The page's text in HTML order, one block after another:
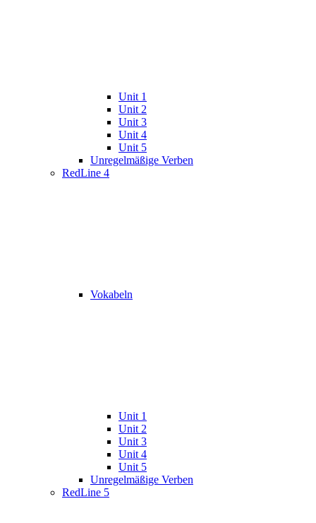
Unit 1
Unit 2
Unit 3
Unit 4
Unit 5
Unregelmäßige Verben
RedLine 4
Vokabeln
Unit 1
Unit 2
Unit 3
Unit 4
Unit 5
Unregelmäßige Verben
RedLine 5